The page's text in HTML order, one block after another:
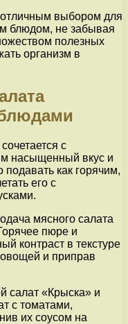
выбором для
блюдом, не забывая
полезных
организм в
с
насыщенный вкус и
как горячим,
его с
мясного салата
пюре и
контраст в текстуре
и приправ
салат «Крыска» и
с томатами,
их соусом на